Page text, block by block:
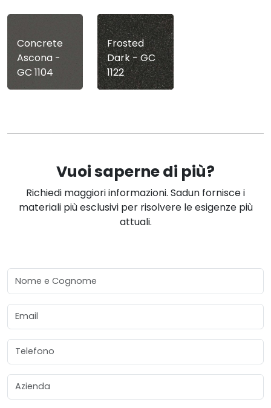
Concrete
Ascona -
GC 1104
Frosted
Dark - GC
1122
Vuoi saperne di più?
Richiedi maggiori informazioni. Sadun fornisce i
materiali più esclusivi per risolvere le esigenze più
attuali.
Nome e Cognome
Email
Telefono
Azienda